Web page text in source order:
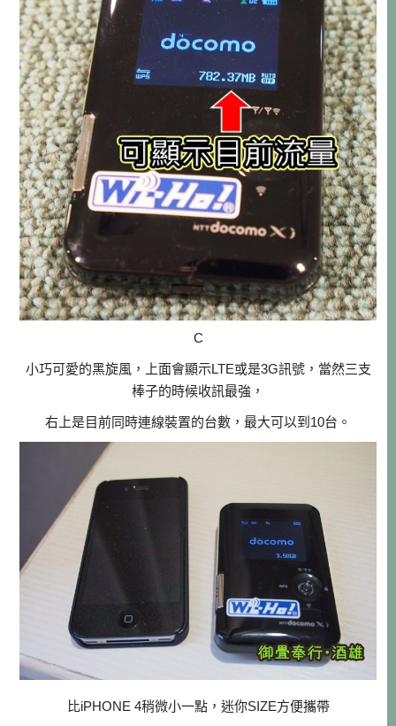
C
小巧可愛的黑旋風，上面會顯示LTE或是3G訊號，當然三支
棒子的時候收訊最強，
右上是目前同時連線裝置的台數，最大可以到10台。
比iPHONE 4稍微小一點，迷你SIZE方便攜帶